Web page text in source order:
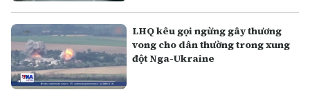
LHQ kêu gọi ngừng gây thương
vong cho dân thường trong xung
đột Nga-Ukraine